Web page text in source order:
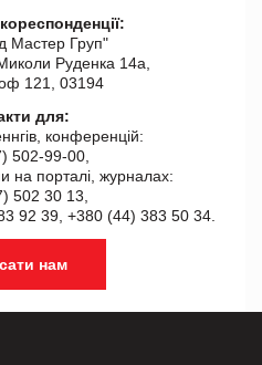
Мастер Груп"
Руденка 14а,
121, 03194
для:
конференцій:
502-99-00,
на порталі, журналах:
502 30 13,
92 39, +380 (44) 383 50 34.
нам